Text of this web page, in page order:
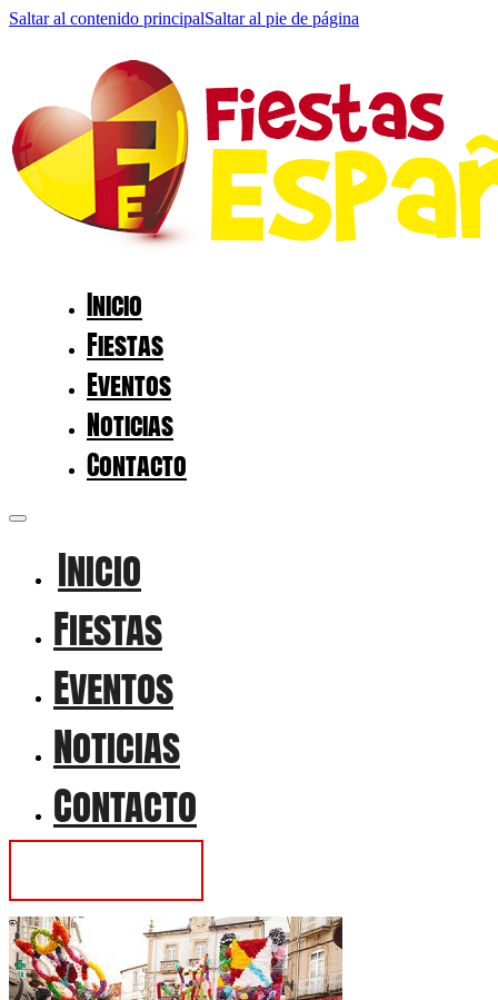
Saltar al contenido principalSaltar al pie de página
Inicio
Fiestas
Eventos
Noticias
Contacto
Inicio
Fiestas
Eventos
Noticias
Contacto